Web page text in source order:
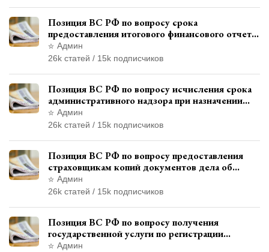
Позиция ВС РФ по вопросу срока
предоставления итогового финансового отчета
кандидатом в соответствии с
законодательством о выборах
Админ
26k статей / 15k подписчиков
Позиция ВС РФ по вопросу исчисления срока
административного надзора при назначении
дополнительного наказания, отличного от
ограничения свободы
Админ
26k статей / 15k подписчиков
Позиция ВС РФ по вопросу предоставления
страховщикам копий документов дела об
административном правонарушении для
автотехнической экспертизы
Админ
26k статей / 15k подписчиков
Позиция ВС РФ по вопросу получения
государственной услуги по регистрации
транспортного средства через представителя
Админ